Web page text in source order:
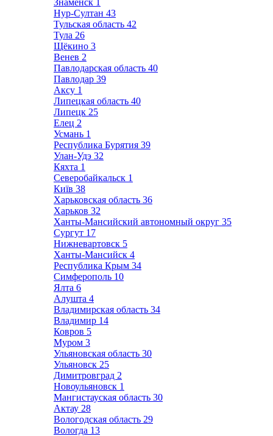
Знаменск 1
Нур-Султан 43
Тульская область 42
Тула 26
Щёкино 3
Венев 2
Павлодарская область 40
Павлодар 39
Аксу 1
Липецкая область 40
Липецк 25
Елец 2
Усмань 1
Республика Бурятия 39
Улан-Удэ 32
Кяхта 1
Северобайкальск 1
Київ 38
Харьковская область 36
Харьков 32
Ханты-Мансийский автономный округ 35
Сургут 17
Нижневартовск 5
Ханты-Мансийск 4
Республика Крым 34
Симферополь 10
Ялта 6
Алушта 4
Владимирская область 34
Владимир 14
Ковров 5
Муром 3
Ульяновская область 30
Ульяновск 25
Димитровград 2
Новоульяновск 1
Мангистауская область 30
Актау 28
Вологодская область 29
Вологда 13